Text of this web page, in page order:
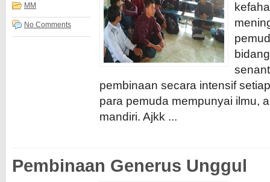
MM
No Comments
pembinaan secara intensif
para pemuda mempunyai ilmu,
mandiri. Ajkk ...
Pembinaan Generus Unggul